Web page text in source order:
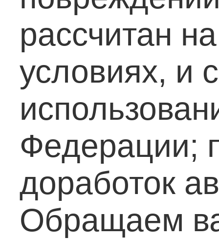
рассчитан
условиях, и
Федерации;
доработок
Обращаем